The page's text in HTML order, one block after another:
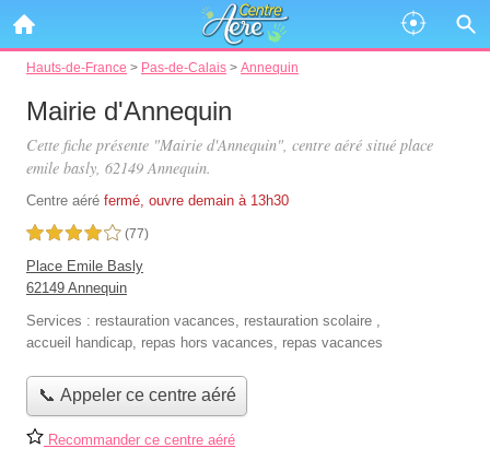
Hauts-de-France > Pas-de-Calais > Annequin
Mairie d'Annequin
Cette fiche présente "Mairie d'Annequin", centre aéré situé place
emile basly, 62149 Annequin.
Centre aéré fermé, ouvre demain à 13h30
4,0 étoiles sur 5 (77)
Place Emile Basly
62149 Annequin
Services : restauration vacances, restauration scolaire ,
accueil handicap, repas hors vacances, repas vacances
📞 Appeler ce centre aéré
Recommander ce centre aéré